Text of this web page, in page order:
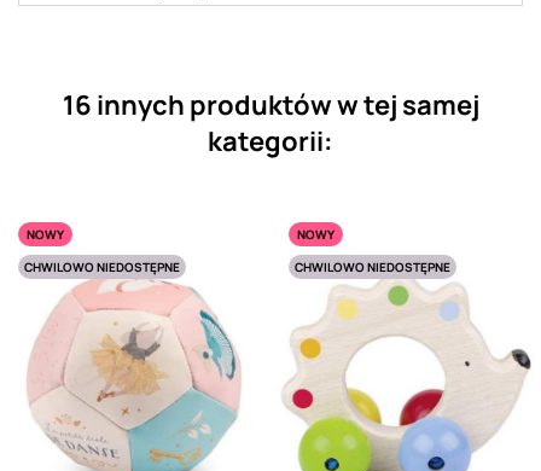
16 innych produktów w tej samej
kategorii:
NOWY
CHWILOWO NIEDOSTĘPNE
NOWY
CHWILOWO NIEDOSTĘPNE